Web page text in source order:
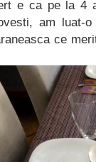
e ca pe la 4
am luat-
ce